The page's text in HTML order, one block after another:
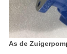
As de